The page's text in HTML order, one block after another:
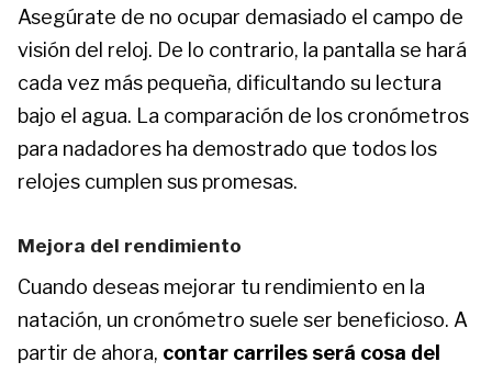
Asegúrate de no ocupar demasiado el campo de
visión del reloj. De lo contrario, la pantalla se hará
cada vez más pequeña, dificultando su lectura
bajo el agua. La comparación de los cronómetros
para nadadores ha demostrado que todos los
relojes cumplen sus promesas.
Mejora del rendimiento
Cuando deseas mejorar tu rendimiento en la
natación, un cronómetro suele ser beneficioso. A
partir de ahora, contar carriles será cosa del